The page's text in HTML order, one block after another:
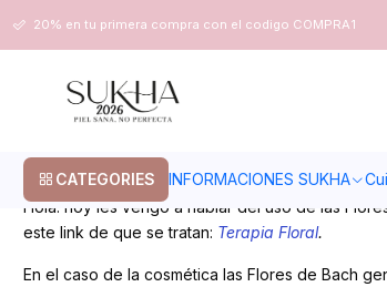
CATEGORIES INFORMACIONES SUKHA
20% en tu primera compra con el codigo COMPRA1
Home Blog Flores de Bach en Cosmética
Flores de Bach en Cosmética
Hola! hoy les vengo a hablar del uso de las
este link de que se tratan: Terapia Floral.
En el caso de la cosmética las Flores de Bach